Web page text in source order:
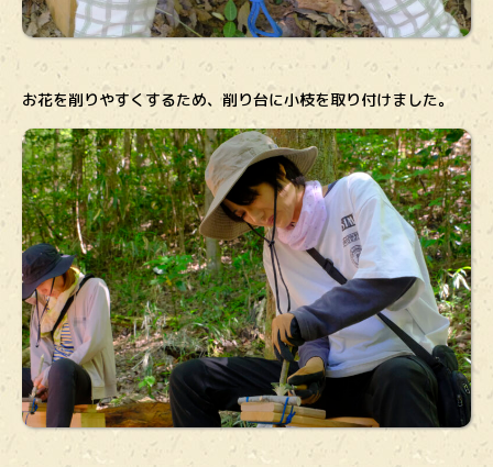
お花を削りやすくするため、削り台に小枝を取り付けました。